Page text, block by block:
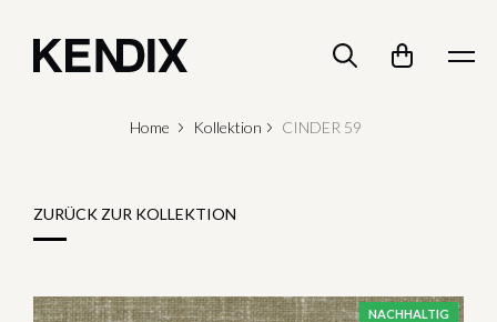
Home Kollektion CINDER 59
ZURÜCK ZUR KOLLEKTION
NACHHALTIG